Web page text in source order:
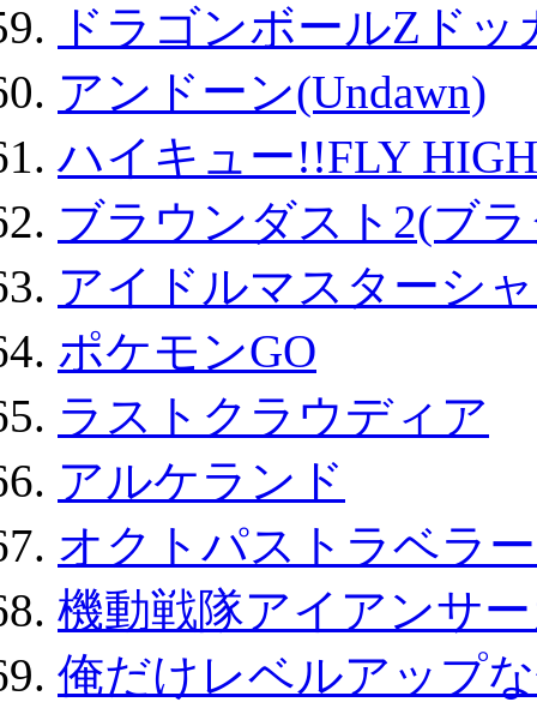
ドラゴンボールZド
アンドーン(Undawn)
ハイキュー!!FLY HIGH
ブラウンダスト2(ブ
アイドルマスターシ
ポケモンGO
ラストクラウディア
アルケランド
オクトパストラベラ
機動戦隊アイアンサ
俺だけレベルアップ